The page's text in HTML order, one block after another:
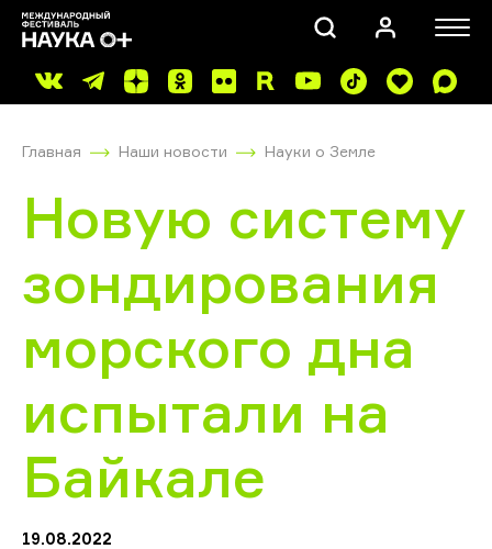
ПОИСК
Главная Наши новости Науки о Земле
Новую систему
зондирования
морского дна
испытали на
Байкале
19.08.2022